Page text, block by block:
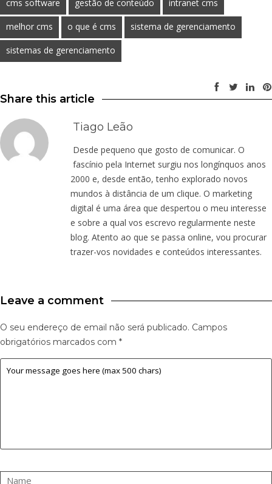
cms software gestão de conteúdo intranet cms
melhor cms o que é cms sistema de gerenciamento
sistemas de gerenciamento
Share this article
Tiago Leão
Desde pequeno que gosto de comunicar. O
fascínio pela Internet surgiu nos longínquos anos
2000 e, desde então, tenho explorado novos
mundos à distância de um clique. O marketing
digital é uma área que despertou o meu interesse
e sobre a qual vos escrevo regularmente neste
blog. Atento ao que se passa online, vou procurar
trazer-vos novidades e conteúdos interessantes.
Leave a comment
O seu endereço de email não será publicado. Campos
obrigatórios marcados com *